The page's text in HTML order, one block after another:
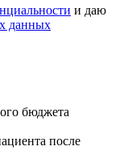
и даю
данных
бюджета
после